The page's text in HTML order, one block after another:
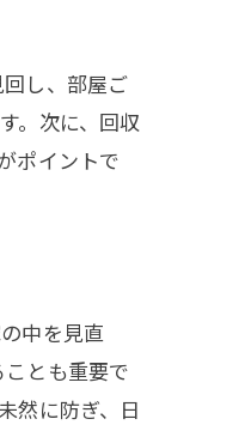
し、部屋ご
。次に、回収
ポイントで
中を見直
とも重要で
然に防ぎ、日